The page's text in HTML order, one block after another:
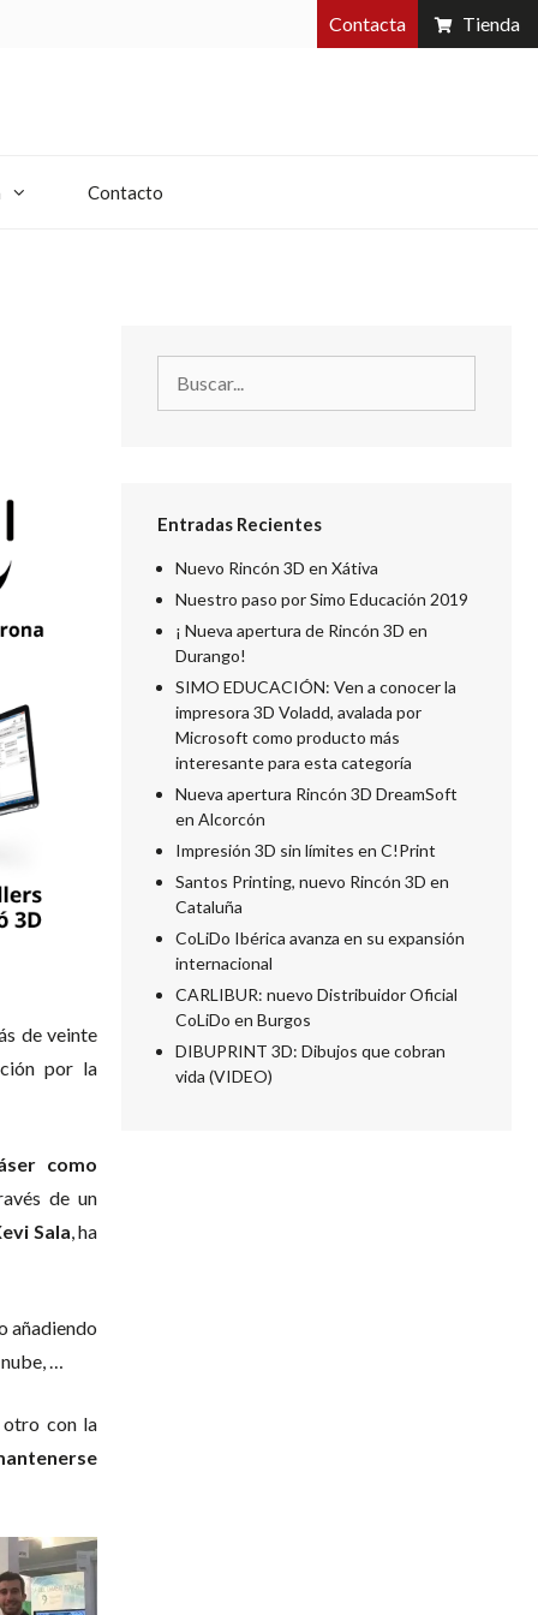
Contacta Tienda
Contacto
de veinte
por la
como
de un
Sala , ha
añadiendo
…
otro con la
Entradas Recientes
Nuevo Rincón 3D en Xátiva
Nuestro paso por Simo Educación 2019
¡ Nueva apertura de Rincón 3D en
Durango!
SIMO EDUCACIÓN: Ven a conocer la
impresora 3D Voladd, avalada por
Microsoft como producto más
interesante para esta categoría
Nueva apertura Rincón 3D DreamSoft
en Alcorcón
Impresión 3D sin límites en C!Print
Santos Printing, nuevo Rincón 3D en
Cataluña
CoLiDo Ibérica avanza en su expansión
internacional
CARLIBUR: nuevo Distribuidor Oficial
CoLiDo en Burgos
DIBUPRINT 3D: Dibujos que cobran
vida (VIDEO)